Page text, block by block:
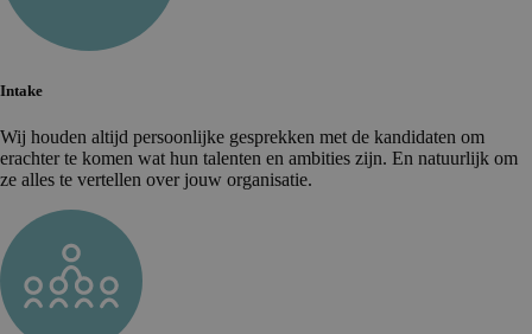
Intake
Wij houden altijd persoonlijke gesprekken met de kandidaten om
erachter te komen wat hun talenten en ambities zijn. En natuurlijk om
ze alles te vertellen over jouw organisatie.